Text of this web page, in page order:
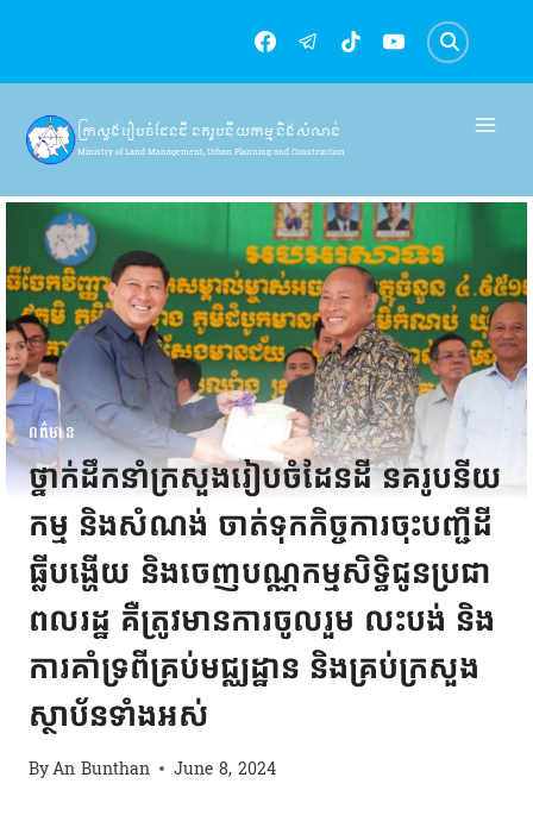
content
ក្រសួងរៀបចំដែនដី នគរូបនីយកម្ម និងសំណង់
Ministry of Land Management, Urban Planning and Construction
ពត៌មាន
ថ្នាក់ដឹកនាំក្រសួងរៀបចំដែនដី នគរូបនីយ
កម្ម និងសំណង់ ចាត់ទុកកិច្ចការចុះបញ្ជីដី
ធ្លីបង្ហើយ និងចេញបណ្ណកម្មសិទ្ធិជូនប្រជា
ពលរដ្ឋ គឺត្រូវមានការចូលរួម លះបង់ និង
ការគាំទ្រពីគ្រប់មជ្ឈដ្ឋាន និងគ្រប់ក្រសួង
ស្ថាប័នទាំងអស់
ByAn Bunthan June 8, 2024